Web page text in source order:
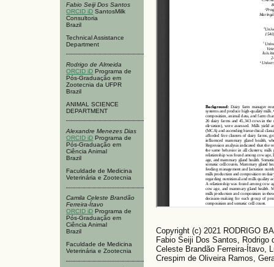
Fabio Seiji Dos Santos
ORCID iD SantosMilk
Consultoria
Brazil
Technical Assistance
Department
Rodrigo de Almeida
ORCID iD Programa de
Pós-Graduação em
Zootecnia da UFPR
Brazil
ANIMAL SCIENCE
DEPARTMENT
Alexandre Menezes Dias
ORCID iD Programa de
Pós-Graduação em
Ciência Animal
Brazil
Faculdade de Medicina
Veterinária e Zootecnia
Camila Celeste Brandão
Ferreira-Ítavo
ORCID iD Programa de
Pós-Graduação em
Ciência Animal
Brazil
Faculdade de Medicina
Veterinária e Zootecnia
Copyright (c) 2021 RODRIGO
Fabio Seiji Dos Santos, Rodrigo
Celeste Brandão Ferreira-Ítavo,
Crespim de Oliveira Ramos,